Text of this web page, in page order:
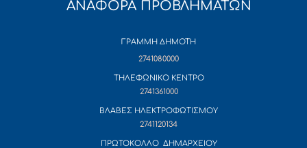
ΑΝΑΦΟΡΑ ΠΡΟΒΛΗΜΑΤΩΝ
ΓΡΑΜΜΗ ΔΗΜΟΤΗ
2741080000
ΤΗΛΕΦΩΝΙΚΟ ΚΕΝΤΡΟ
2741361000
ΒΛΑΒΕΣ ΗΛΕΚΤΡΟΦΩΤΙΣΜΟΥ
2741120134
ΠΡΩΤΟΚΟΛΛΟ ΔΗΜΑΡΧΕΙΟΥ